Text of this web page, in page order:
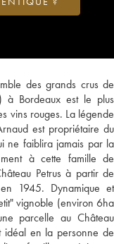
des grands crus de
à Bordeaux est le plus
vins rouges. La légende
est propriétaire du
ne faiblira jamais par la
à cette famille de
Petrus à partir de
1945. Dynamique et
vignoble (environ 6ha
parcelle au Château
idéal en la personne de